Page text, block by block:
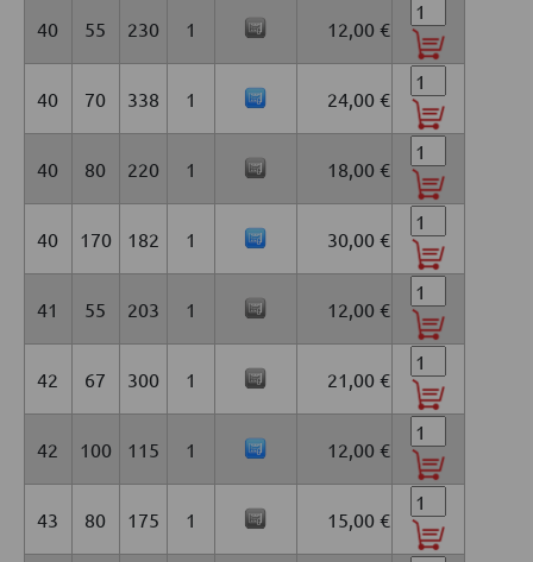
40 55 230 1 12,00 €
40 70 338 1 24,00 €
40 80 220 1 18,00 €
40 170 182 1 30,00 €
41 55 203 1 12,00 €
42 67 300 1 21,00 €
42 100 115 1 12,00 €
43 80 175 1 15,00 €